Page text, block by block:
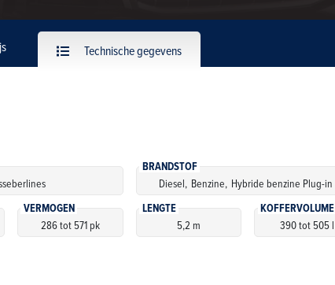
Technische gegevens
BRANDSTOF
Diesel, Benzine, Hybride benzine Plug-in
VERMOGEN
286 tot 571 pk
LENGTE
5,2 m
KOFFERVOLUME
390 tot 505 l